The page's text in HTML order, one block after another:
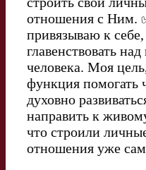
отношения с Ним.
привязываю к
главенствовать
человека. Моя
функция помогать
духовно
направить к
что строили
отношения уже